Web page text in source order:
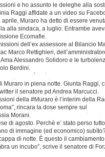
e ho assunto le deleghe alla
Raggi affidate a un video su
Muraro ha detto di essere
alla sindaca, a luglio. Entrambe
Ecomafie.
dell’ex assessore al Bilancio
Marco Rettighieri,
Alessandro Solidoro e le
Berdini.
Muraro in piena notte. Giunta Raggi,
il senatore pd Andrea Marcucci.
della #Muraro è l’interim della
rincara la dose sempre sul
Morani.
di agosto. Perchè e’ stato perso
di immagine (ed economico)
di notte. È questo il
un incubo”, scrive il senatore di